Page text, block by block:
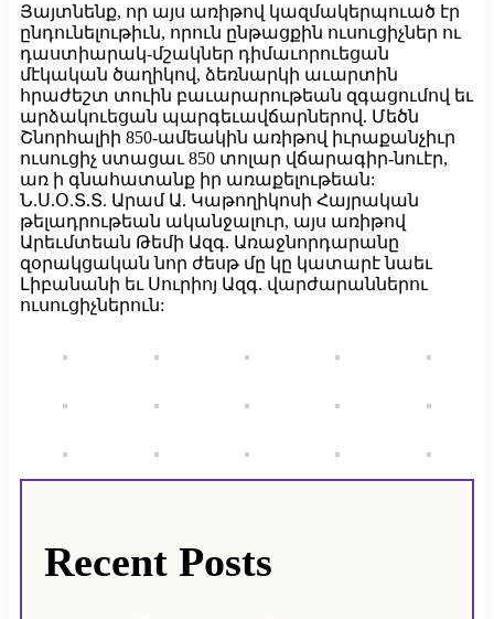
Յայտնենք, որ այս առիթով կազմակերպուած էր
ընդունելութիւն, որուն ընթացքին ուսուցիչներ ու
դաստիարակ-մշակներ դիմաւորուեցան
մէկական ծաղիկով, ձեռնարկի աւարտին
հրաժեշտ տուին բաւարարութեան զգացումով եւ
արձակուեցան պարգեւավճարներով. Մեծն
Շնորհալիի 850-ամեակին առիթով իւրաքանչիւր
ուսուցիչ ստացաւ 850 տոլար վճարագիր-նուէր,
առ ի գնահատանք իր առաքելութեան:
Ն.Ս.Օ.Տ.Տ. Արամ Ա. Կաթողիկոսի Հայրական
թելադրութեան ականջալուր, այս առիթով
Արեւմտեան Թեմի Ազգ. Առաջնորդարանը
զօրակցական նոր ժեսթ մը կը կատարէ նաեւ
Լիբանանի եւ Սուրիոյ Ազգ. վարժարաններու
ուսուցիչներուն:
Recent Posts